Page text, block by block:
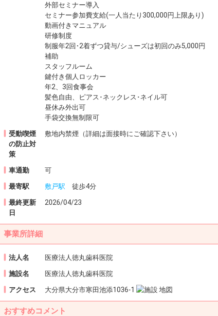
外部セミナー導入
セミナー参加費支給(一人当たり300,000円上限あり)
動画付きマニュアル
研修制度
制服年2回･2着ずつ貸与/シューズは初回のみ5,000円
補助
スタッフルーム
鍵付き個人ロッカー
年2、3回食事会
髪色自由、ピアス･ネックレス･ネイル可
昼休み外出可
手袋交換無制限可
受動喫煙
の防止対
策
敷地内禁煙（詳細は面接時にご確認下さい）
車通勤 可
最寄駅 敷戸駅 徒歩4分
最終更新
日
2026/04/23
事業所詳細
法人名 医療法人徳丸歯科医院
施設名 医療法人徳丸歯科医院
アクセス 大分県大分市寒田池添1036-1
おすすめコメント